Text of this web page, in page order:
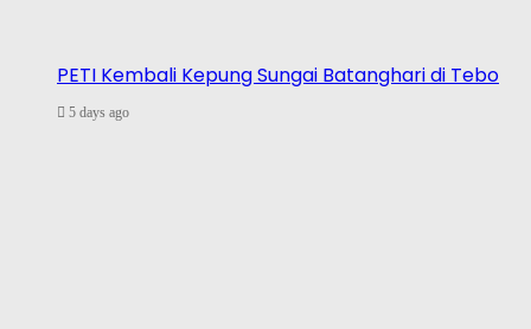
PETI Kembali Kepung Sungai Batanghari di Tebo
5 days ago